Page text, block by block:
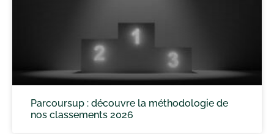
Parcoursup : découvre la méthodologie de
nos classements 2026